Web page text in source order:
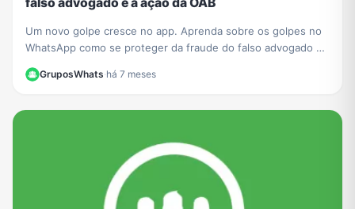
Um novo golpe cresce no app. Aprenda sobre os golpes no
WhatsApp como se proteger da fraude do falso advogado e
entenda a ação da OAB para mais segurança.
GruposWhats·há 7 meses